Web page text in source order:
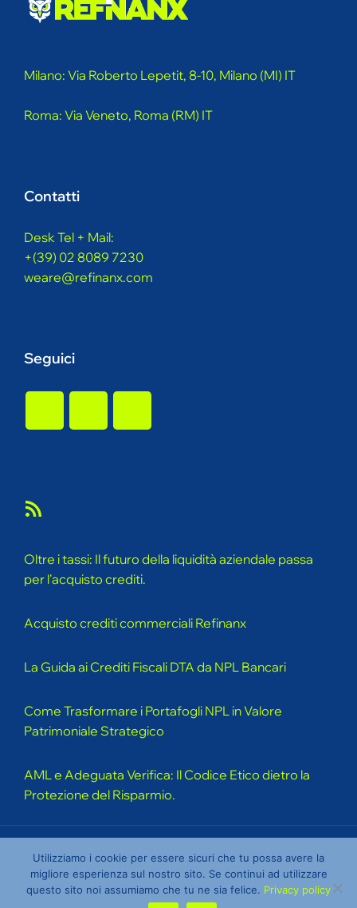
Milano: Via Roberto Lepetit, 8-10, Milano (MI) IT
Roma: Via Veneto, Roma (RM) IT
Contatti
Desk Tel + Mail:
+(39) 02 8089 7230
weare@refinanx.com
Seguici
Oltre i tassi: Il futuro della liquidità aziendale passa
per l'acquisto crediti.
Acquisto crediti commerciali Refinanx
La Guida ai Crediti Fiscali DTA da NPL Bancari
Come Trasformare i Portafogli NPL in Valore
Patrimoniale Strategico
AML e Adeguata Verifica: Il Codice Etico dietro la
Protezione del Risparmio.
Copyright © 2026Refinanx, All Rights Reserved.
Terms & Conditions Privacy Policy
Utilizziamo i cookie per essere sicuri che tu possa avere la
migliore esperienza sul nostro sito. Se continui ad utilizzare
questo sito noi assumiamo che tu ne sia felice. Privacy policy